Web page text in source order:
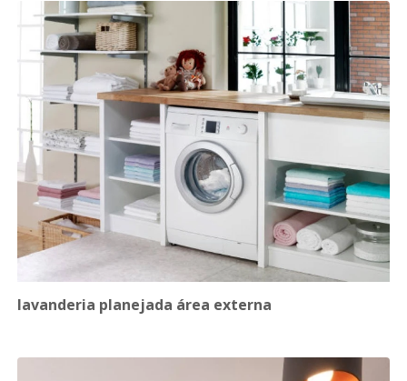
lavanderia planejada área externa